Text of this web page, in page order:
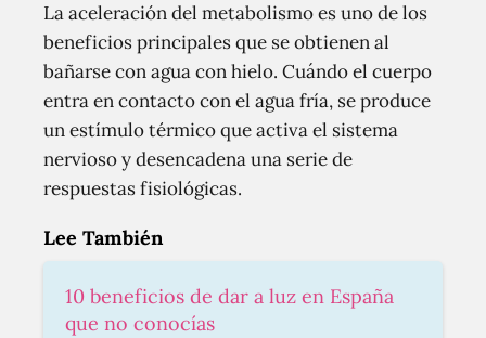
La aceleración del metabolismo es uno de los
beneficios principales que se obtienen al
bañarse con agua con hielo. Cuándo el cuerpo
entra en contacto con el agua fría, se produce
un estímulo térmico que activa el sistema
nervioso y desencadena una serie de
respuestas fisiológicas.
Lee También
10 beneficios de dar a luz en España
que no conocías